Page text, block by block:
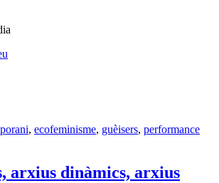
, ecofeminisme, guèisers, performance
arxius dinàmics, arxius